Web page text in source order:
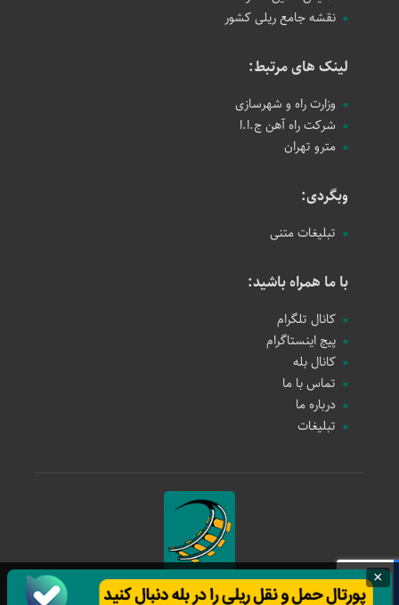
نقشه جامع ریلی کشور
لینک های مرتبط:
وزارت راه و شهرسازی
شرکت راه آهن ج.ا.ا
مترو تهران
وبگردی:
تبلیغات متنی
با ما همراه باشید:
کانال تلگرام
پیج اینستاگرام
کانال بله
تماس با ما
درباره ما
تبلیغات
حمل و نقل ریلی
×